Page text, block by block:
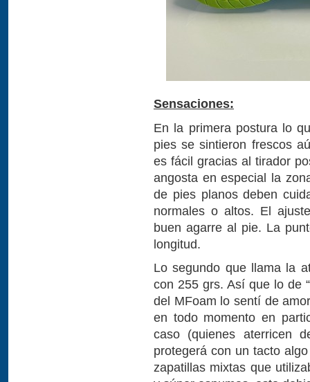
Sensaciones:
En la primera postura lo
pies se sintieron frescos
es fácil gracias al tirador
angosta en especial la
de pies planos deben
normales o altos. El
buen agarre al pie. La
longitud.
Lo segundo que llama la
con 255 grs. Así que lo de
del MFoam lo sentí de
en todo momento en
caso (quienes aterricen
protegerá con un tacto
zapatillas mixtas que